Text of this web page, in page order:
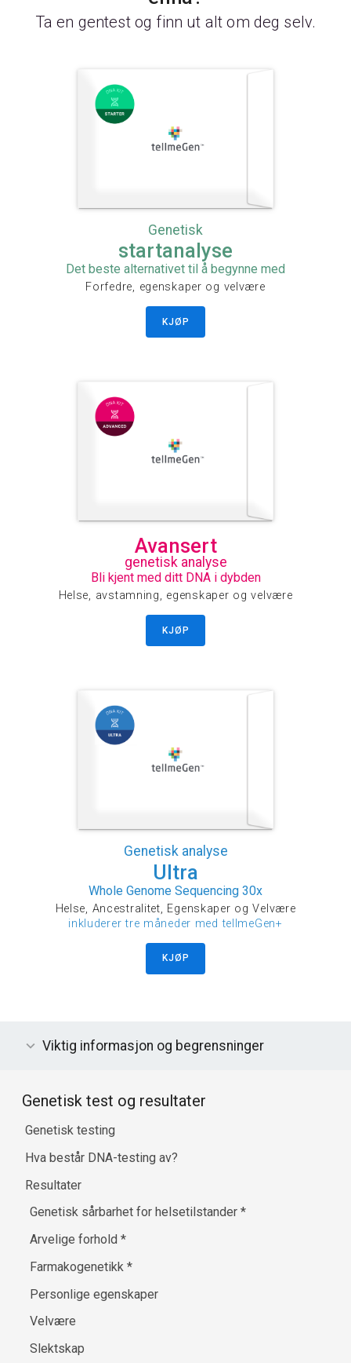
Ta en gentest og finn ut alt om deg selv.
Genetisk
startanalyse
Det beste alternativet til å begynne med
Forfedre, egenskaper og velvære
KJØP
Avansert
genetisk analyse
Bli kjent med ditt DNA i dybden
Helse, avstamning, egenskaper og velvære
KJØP
Genetisk analyse
Ultra
Whole Genome Sequencing 30x
Helse, Ancestralitet, Egenskaper og Velvære
inkluderer tre måneder med tellmeGen+
KJØP
Viktig informasjon og begrensninger
Genetisk test og resultater
Genetisk testing
Hva består DNA-testing av?
Resultater
Genetisk sårbarhet for helsetilstander*
Arvelige forhold*
Farmakogenetikk*
Personlige egenskaper
Velvære
Slektskap